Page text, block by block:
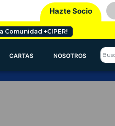
Hazte Socio
Comunidad +CIPER!
CARTAS NOSOTROS